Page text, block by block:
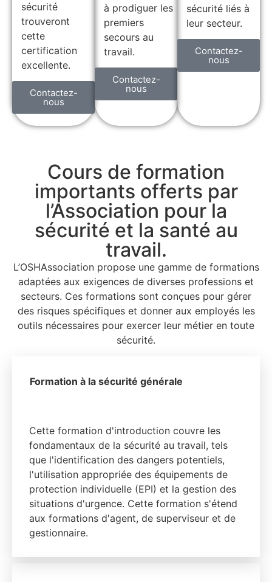
sécurité
trouveront
cette
certification
excellente.
Contactez-
nous
à prodiguer les
premiers
secours au
travail.
Contactez-
nous
sécurité liés à
leur secteur.
Contactez-
nous
Cours de formation
importants offerts par
l’Association pour la
sécurité et la santé au
travail.
L’OSHAssociation propose une gamme de formations
adaptées aux exigences de diverses professions et
secteurs. Ces formations sont conçues pour gérer
des risques spécifiques et donner aux employés les
outils nécessaires pour exercer leur métier en toute
sécurité.
Formation à la sécurité générale
Cette formation d'introduction couvre les
fondamentaux de la sécurité au travail, tels
que l'identification des dangers potentiels,
l'utilisation appropriée des équipements de
protection individuelle (EPI) et la gestion des
situations d'urgence. Cette formation s'étend
aux formations d'agent, de superviseur et de
gestionnaire.